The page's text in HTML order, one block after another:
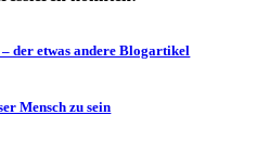
der etwas andere Blogartikel
Mensch zu sein